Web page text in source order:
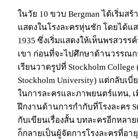
ในวัย 10 ขวบ Bergman ได้เริ่มสร้
แสดงในโรงละครหุ่นชัก โดยได้แ
1935 ซึ่งเริ่มแสดงให้เห็นพรสวร
เขา ก่อนที่จะไปศึกษาด้านวรรณ
เรียนวาดรูปที่ Stockholm
Stockholm University) แต่กลับเบี่
ในการละครและภาพยนตร์แทน, เ
ฝึกงานด้านการกำกับที่โรงละคร
กับเขียนเรื่องสั้น บทละครอีกหลาย
ก็กลายเป็นผู้จัดการโรงละครที่อา